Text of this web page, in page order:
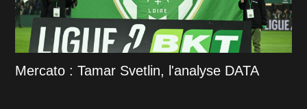
Mercato : Tamar Svetlin, l'analyse DATA